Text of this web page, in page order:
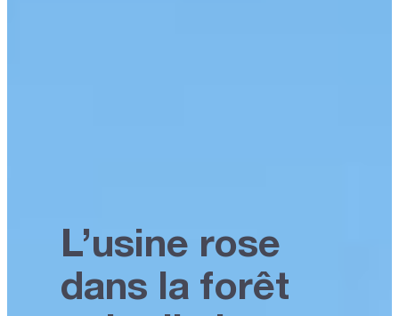
L’usine rose
dans la forêt